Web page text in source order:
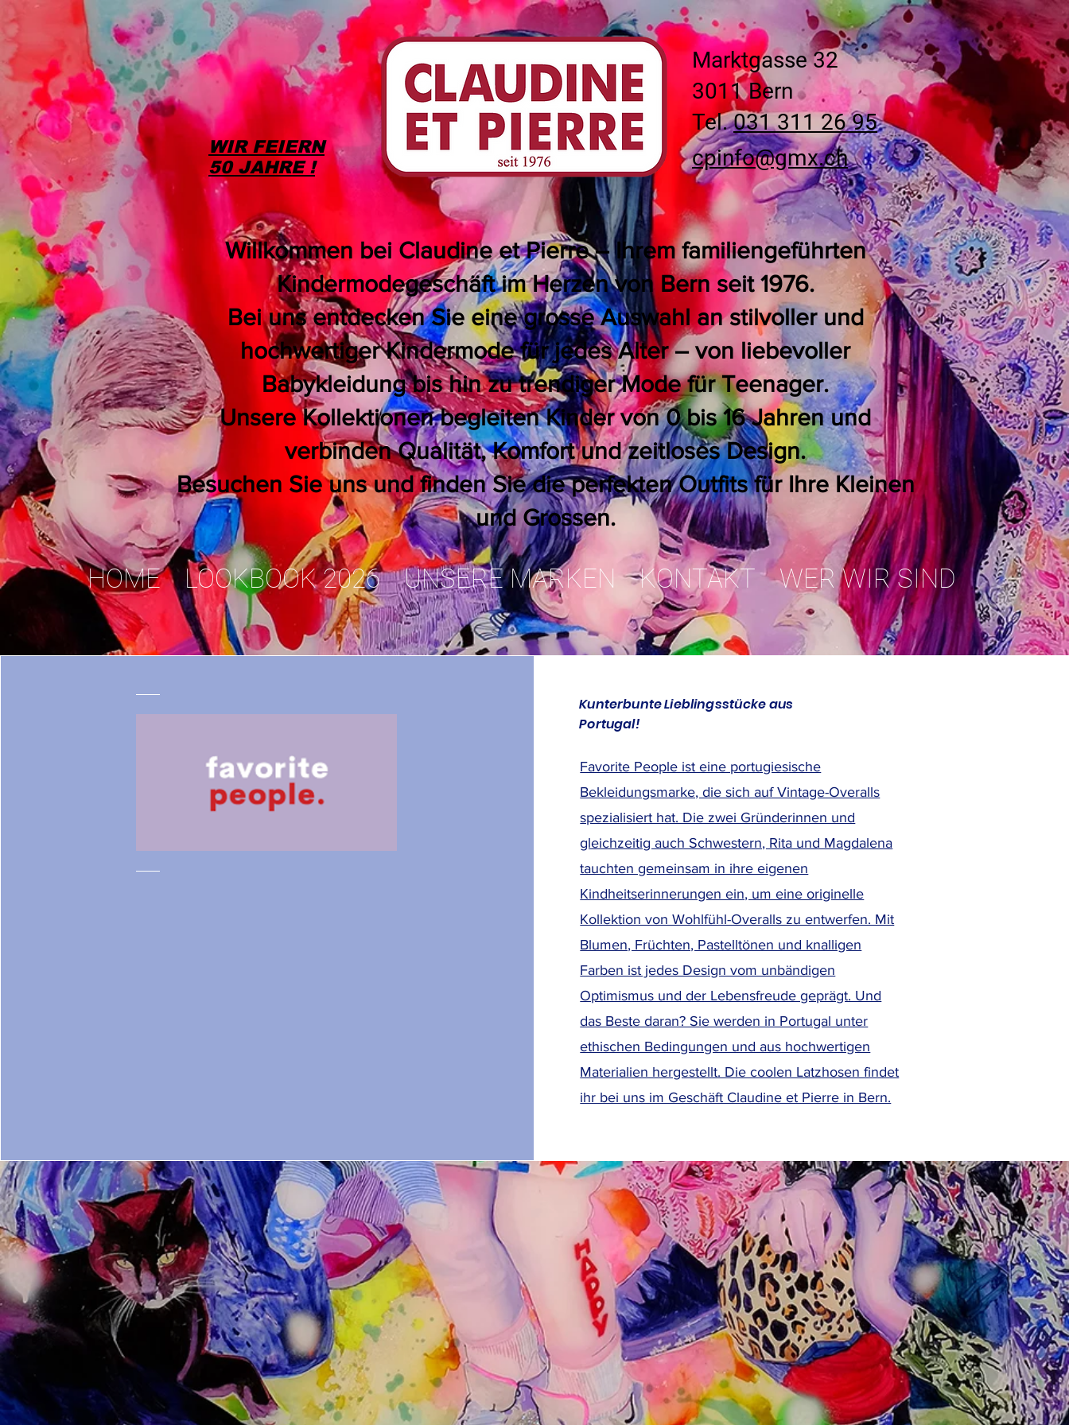
Marktgasse 32
3011 Bern
Tel.031 311 26 95
cpinfo@gmx.ch
WIR FEIERN
50 JAHRE !
Willkommen bei Claudine et Pierre – Ihrem familiengeführten
Kindermodegeschäft im Herzen von Bern seit 1976.
Bei uns entdecken Sie eine grosse Auswahl an stilvoller und
hochwertiger Kindermode für jedes Alter – von liebevoller
Babykleidung bis hin zu trendiger Mode für Teenager.
Unsere Kollektionen begleiten Kinder von 0 bis 16 Jahren und
verbinden Qualität, Komfort und zeitloses Design.
Besuchen Sie uns und finden Sie die perfekten Outfits für Ihre Kleinen
und Grossen.
HOME LOOKBOOK 2026 UNSERE MARKEN KONTAKT WER WIR SIND
Kunterbunte Lieblingsstücke aus
Portugal!
Favorite People ist eine portugiesische
Bekleidungsmarke, die sich auf Vintage-Overalls
spezialisiert hat. Die zwei Gründerinnen und
gleichzeitig auch Schwestern, Rita und Magdalena
tauchten gemeinsam in ihre eigenen
Kindheitserinnerungen ein, um eine originelle
Kollektion von Wohlfühl-Overalls zu entwerfen. Mit
Blumen, Früchten, Pastelltönen und knalligen
Farben ist jedes Design vom unbändigen
Optimismus und der Lebensfreude geprägt. Und
das Beste daran? Sie werden in Portugal unter
ethischen Bedingungen und aus hochwertigen
Materialien hergestellt. Die coolen Latzhosen findet
ihr bei uns im Geschäft Claudine et Pierre in Bern.